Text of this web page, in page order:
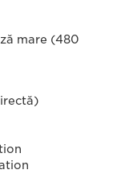
mare (480